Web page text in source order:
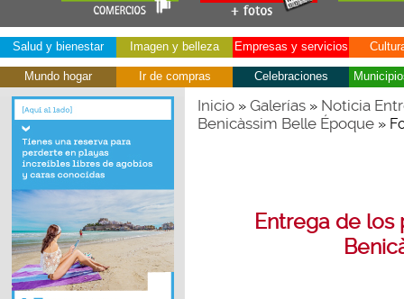
Salud y bienestar Imagen y belleza Empresas y servicios
Mundo hogar Ir de compras Celebraciones
Inicio» Galerías» Noticia
Benicàssim Belle Époque»
Entrega de